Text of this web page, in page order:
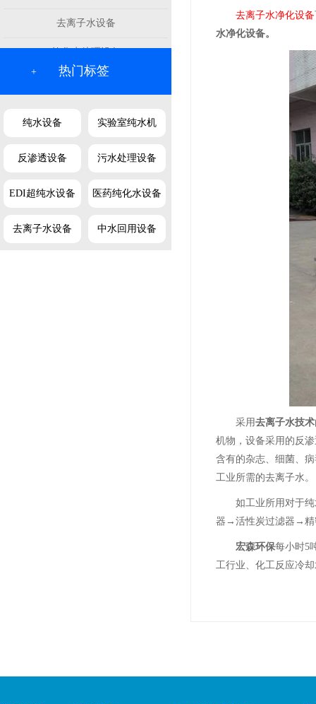
去离子水设备
+
热门标签
纯水设备 实验室纯水机
反渗透设备 污水处理设备
EDI超纯水设备 医药纯化水设备
去离子水设备 中水回用设备
去离子水净化设备
水净化设备。
采用去离子水技术
机物，设备采用的反
含有的杂志、细菌、
工业所需的去离子水。
如工业所用对于纯
器→活性炭过滤器→
宏森环保每小时5
工行业、化工反应冷